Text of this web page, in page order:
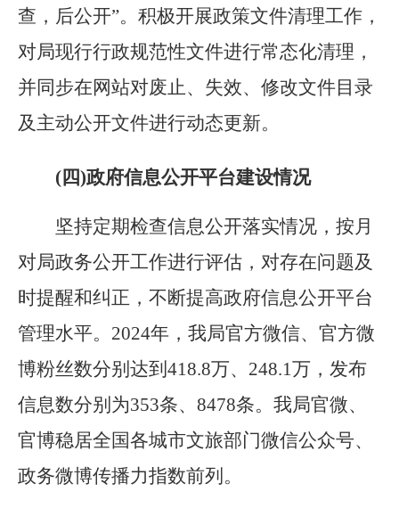
查，后公开”。积极开展政策文件清理工作，
对局现行行政规范性文件进行常态化清理，
并同步在网站对废止、失效、修改文件目录
及主动公开文件进行动态更新。
(四)政府信息公开平台建设情况
坚持定期检查信息公开落实情况，按月
对局政务公开工作进行评估，对存在问题及
时提醒和纠正 ， 不断提高政府信息公开平台
管理水平。 2024年 ，我局官方微信、官方微
博粉丝数分别达到 418.8万、 248.1万，发布
信息数分别为353条、 8478条。我局官微、
官博稳居全国各城市文旅部门微信公众号、
政务微博传播力指数前列。